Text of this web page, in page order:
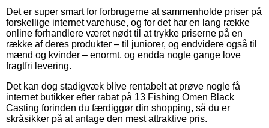
Det er super smart for forbrugerne at sammenholde priser på
forskellige internet varehuse, og for det har en lang række
online forhandlere været nødt til at trykke priserne på en
række af deres produkter – til juniorer, og endvidere også til
mænd og kvinder – enormt, og endda nogle gange love
fragtfri levering.
Det kan dog stadigvæk blive rentabelt at prøve nogle få
internet butikker efter rabat på 13 Fishing Omen Black
Casting forinden du færdiggør din shopping, så du er
skråsikker på at antage den mest attraktive pris.